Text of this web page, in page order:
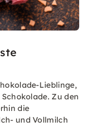
Lieblinge,
Zu den
die
und Vollmilch